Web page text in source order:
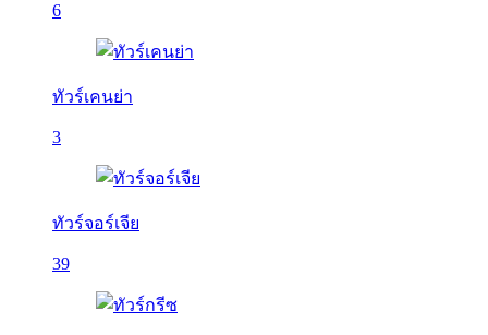
6
ทัวร์เคนย่า
3
ทัวร์จอร์เจีย
39